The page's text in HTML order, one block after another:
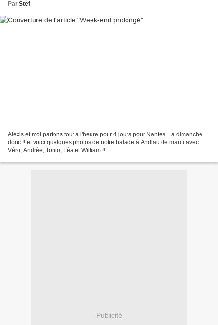
Par Stef
Alexis et moi partons tout à l'heure pour 4 jours pour Nantes... à dimanche
donc !! et voici quelques photos de notre balade à Andlau de mardi avec
Véro, Andrée, Tonio, Léa et William !!
Publicité